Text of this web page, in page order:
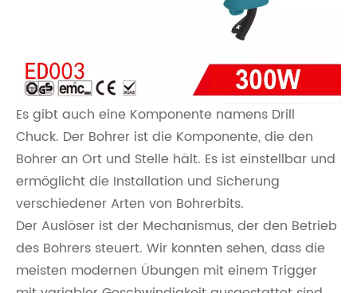
Es gibt auch eine Komponente namens Drill
Chuck. Der Bohrer ist die Komponente, die den
Bohrer an Ort und Stelle hält. Es ist einstellbar und
ermöglicht die Installation und Sicherung
verschiedener Arten von Bohrerbits.
Der Auslöser ist der Mechanismus, der den Betrieb
des Bohrers steuert. Wir konnten sehen, dass die
meisten modernen Übungen mit einem Trigger